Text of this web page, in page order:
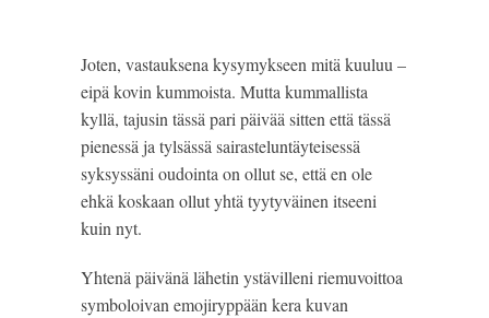
Joten, vastauksena kysymykseen mitä kuuluu –
eipä kovin kummoista. Mutta kummallista
kyllä, tajusin tässä pari päivää sitten että tässä
pienessä ja tylsässä sairasteluntäyteisessä
syksyssäni oudointa on ollut se, että en ole
ehkä koskaan ollut yhtä tyytyväinen itseeni
kuin nyt.
Yhtenä päivänä lähetin ystävilleni riemuvoittoa
symboloivan emojiryppään kera kuvan